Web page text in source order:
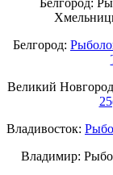
Белгород:
Белгород:
Великий
Владивосток:
Владимир: